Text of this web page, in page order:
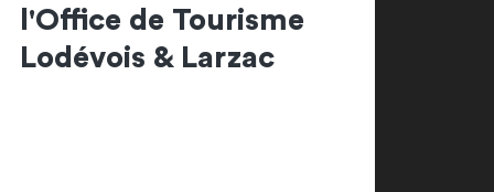
l'Office de Tourisme
Lodévois & Larzac